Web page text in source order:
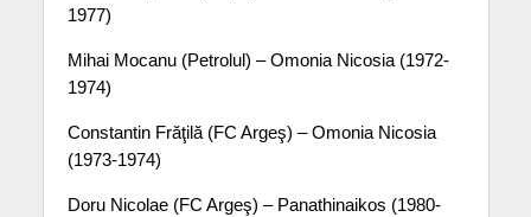
1977)
Mihai Mocanu (Petrolul) – Omonia Nicosia (1972-
1974)
Constantin Frăţilă (FC Argeş) – Omonia Nicosia
(1973-1974)
Doru Nicolae (FC Argeş) – Panathinaikos (1980-